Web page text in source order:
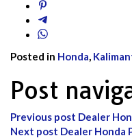
Posted in Honda,
Post
Previous post Dealer
Next post Dealer Honda